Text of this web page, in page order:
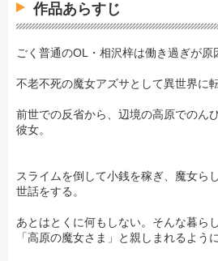
作品あらすじ
ごく普通のOL・相沢梓は働き過ぎが原
不老不死の魔女アズサとして異世界に
前世での反省から、辺境の高原でのん
彼女。
スライムを倒して小銭を稼ぎ、魔女ら
世話をする。
あとはとくに何もしない。そんな暮ら
「高原の魔女さま」と親しまれるよう